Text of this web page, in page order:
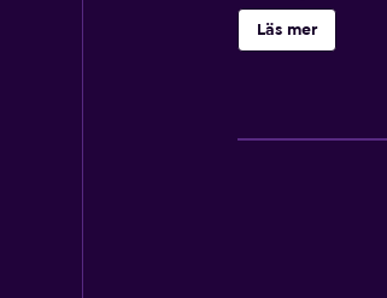
Casamicciola
rummet och
Läs mer